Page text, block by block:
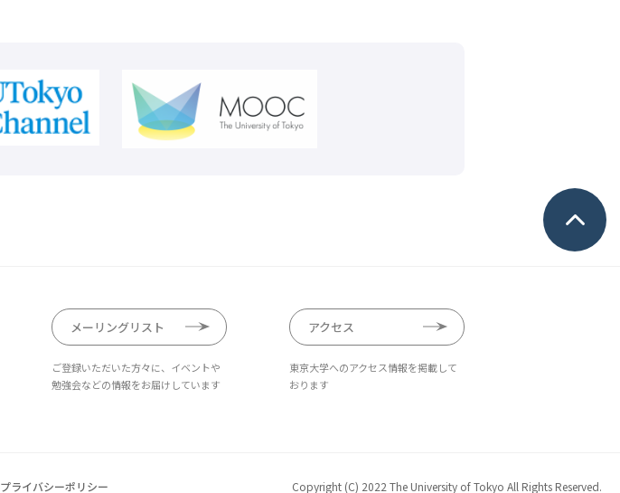
メーリングリスト
ご登録いただいた方々に、イベントや
勉強会などの情報をお届けしています
アクセス
東京大学へのアクセス情報を掲載して
おります
プライバシーポリシー Copyright (C) 2022 The University of Tokyo All Rights Reserved.